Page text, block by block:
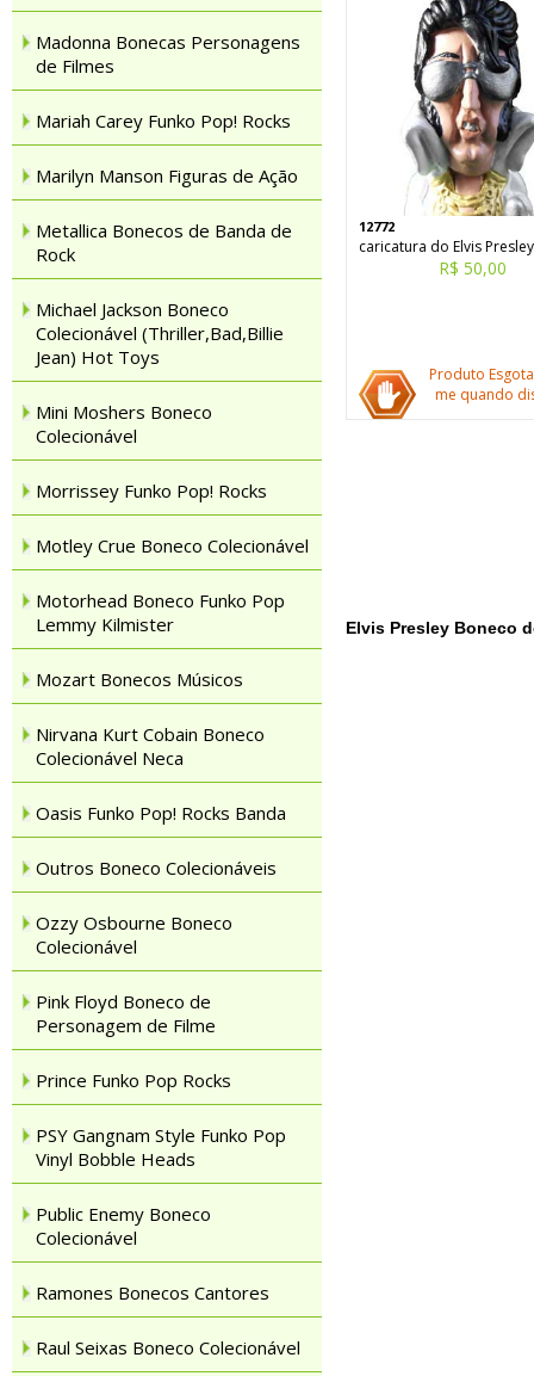
Madonna Bonecas Personagens
de Filmes
Mariah Carey Funko Pop! Rocks
Marilyn Manson Figuras de Ação
Metallica Bonecos de Banda de
Rock
Michael Jackson Boneco
Colecionável (Thriller,Bad,Billie
Jean) Hot Toys
Mini Moshers Boneco
Colecionável
Morrissey Funko Pop! Rocks
Motley Crue Boneco Colecionável
Motorhead Boneco Funko Pop
Lemmy Kilmister
Mozart Bonecos Músicos
Nirvana Kurt Cobain Boneco
Colecionável Neca
Oasis Funko Pop! Rocks Banda
Outros Boneco Colecionáveis
Ozzy Osbourne Boneco
Colecionável
Pink Floyd Boneco de
Personagem de Filme
Prince Funko Pop Rocks
PSY Gangnam Style Funko Pop
Vinyl Bobble Heads
Public Enemy Boneco
Colecionável
Ramones Bonecos Cantores
Raul Seixas Boneco Colecionável
12772
caricatura do Elvis Presley
R$ 50,00
Produto
me quando
Elvis Presley Boneco